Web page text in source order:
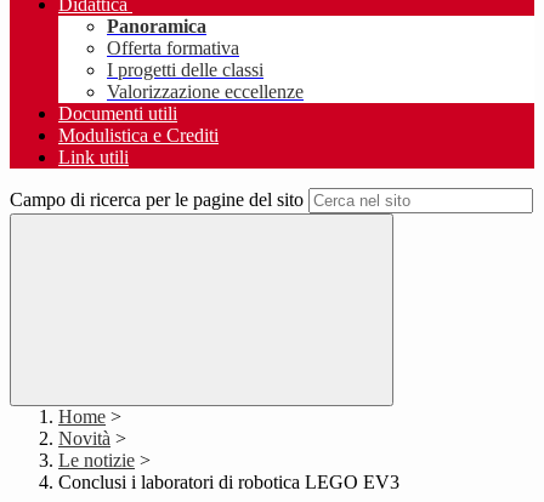
Didattica
Panoramica
Offerta formativa
I progetti delle classi
Valorizzazione eccellenze
Documenti utili
Modulistica e Crediti
Link utili
Campo di ricerca per le pagine del sito
Home >
Novità >
Le notizie >
Conclusi i laboratori di robotica LEGO EV3